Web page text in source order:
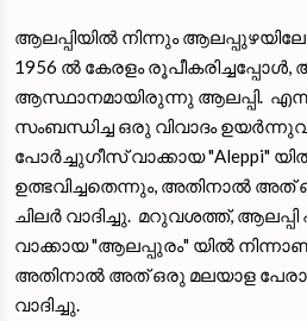
ആലപ്പിയിൽ നിന്നും
1956 ൽ കേരളം
ആസ്ഥാനമായിരുന്നു ആലപ്പി.
സംബന്ധിച്ച ഒരു വിവാദം
പോർച്ചുഗീസ് വാക്കായ "Aleppi"
ഉത്ഭവിച്ചതെന്നും, അതിനാൽ അത്
ചിലർ വാദിച്ചു. മറുവശത്ത്,
വാക്കായ "ആലപ്പുരം" യിൽ
അതിനാൽ അത് ഒരു മലയാള
വാദിച്ചു.